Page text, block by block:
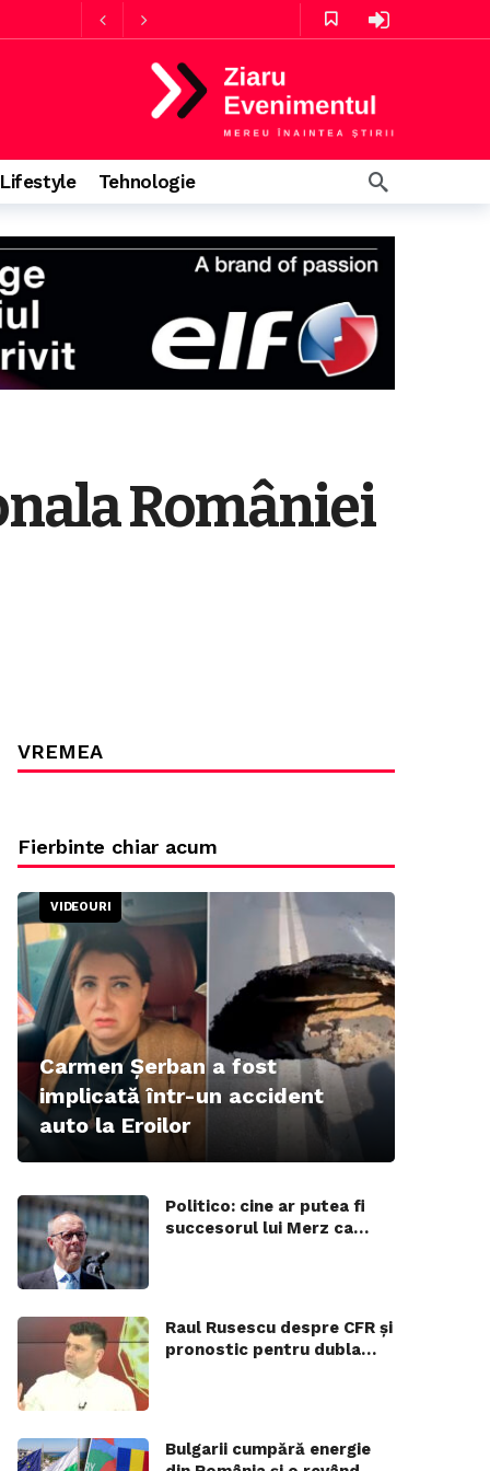
Lifestyle Tehnologie
României
VREMEA
Fierbinte chiar acum
VIDEOURI
Carmen Șerban a fost
implicată într-un accident
auto la Eroilor
Politico: cine ar putea fi
succesorul lui Merz ca…
Raul Rusescu despre CFR și
pronostic pentru dubla…
Bulgarii cumpără energie